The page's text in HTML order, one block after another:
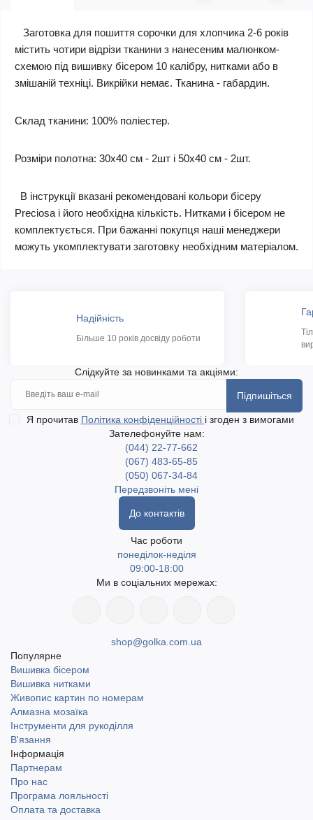
Заготовка для пошиття сорочки для хлопчика 2-6 років
містить чотири відрізи тканини з нанесеним малюнком-
схемою під вишивку бісером 10 калібру, нитками або в
змішаній техніці. Викрійки немає. Тканина - габардин.
Склад тканини: 100% поліестер.
Розміри полотна: 30х40 см - 2шт і 50х40 см - 2шт.
В інструкції вказані рекомендовані кольори бісеру
Preciosa і його необхідна кількість. Нитками і бісером не
комплектується. При бажанні покупця наші менеджери
можуть укомплектувати заготовку необхідним матеріалом.
Надійність
Більше 10 років досвіду роботи
Слідкуйте за новинками та акціями:
Підпишіться
Я прочитав Політика конфіденційності і згоден з вимогами
Зателефонуйте нам:
(044) 22-77-662
(067) 483-65-85
(050) 067-34-84
Передзвоніть мені
До контактів
Час роботи
понеділок-неділя
09:00-18:00
Ми в соціальних мережах:
shop@golka.com.ua
Популярне
Вишивка бісером
Вишивка нитками
Живопис картин по номерам
Алмазна мозаїка
Інструменти для рукоділля
В'язання
Інформація
Партнерам
Про нас
Програма лояльності
Оплата та доставка